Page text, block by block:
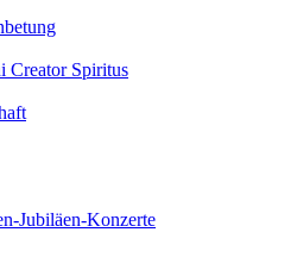
Creator Spiritus
Jubiläen-Konzerte